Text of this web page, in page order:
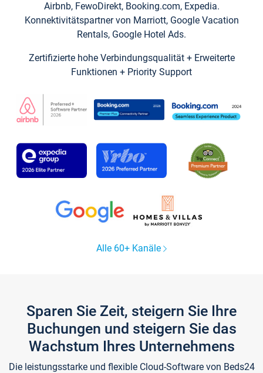
Airbnb, FewoDirekt, Booking.com, Expedia.
Konnektivitätspartner von Marriott, Google Vacation
Rentals, Google Hotel Ads.
Zertifizierte hohe Verbindungsqualität + Erweiterte
Funktionen + Priority Support
Alle 60+ Kanäle
Sparen Sie Zeit, steigern Sie Ihre
Buchungen und steigern Sie das
Wachstum Ihres Unternehmens
Die leistungsstarke und flexible Cloud-Software von Beds24